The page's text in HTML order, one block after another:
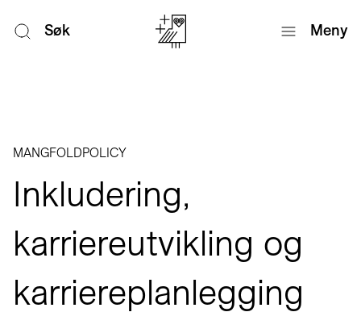
Søk Meny
MANGFOLDPOLICY
Inkludering,
karriereutvikling og
karriereplanlegging